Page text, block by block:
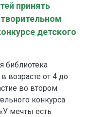
принять
детского
библиотека
возрасте от 4 до
во втором
конкурса
мечты есть